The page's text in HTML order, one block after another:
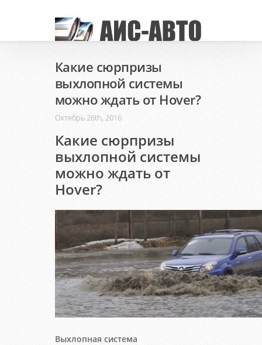
Какие сюрпризы
выхлопной системы
можно ждать от Hover?
Октябрь 26th, 2016
Какие сюрпризы
выхлопной системы
можно ждать от
Hover?
Выхлопная система